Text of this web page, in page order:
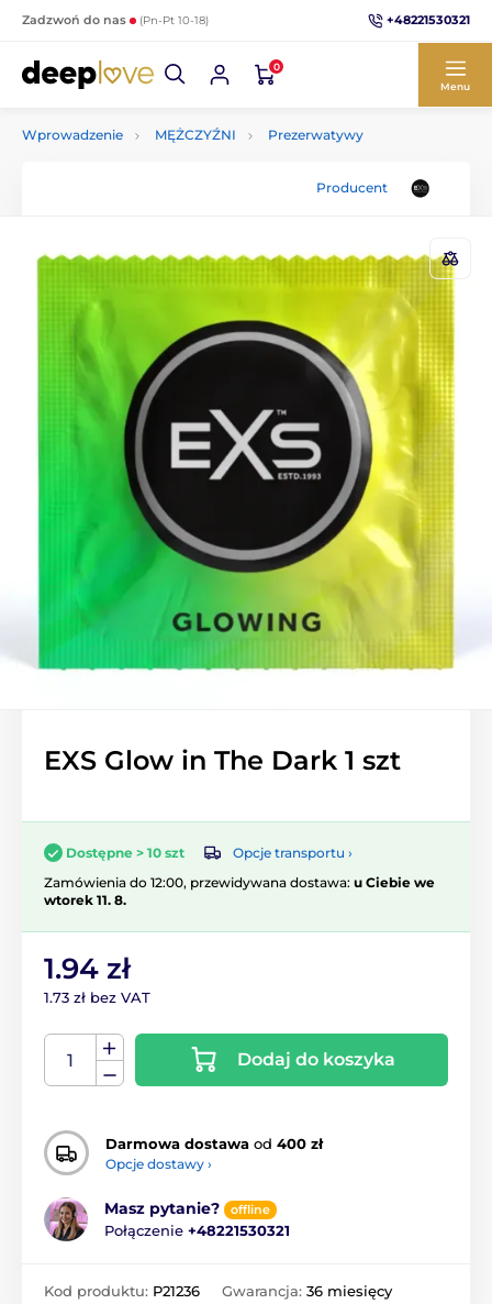
Zadzwoń do nas (Pn-Pt 10-18) +48221530321
0
Menu
Wprowadzenie MĘŻCZYŹNI Prezerwatywy
Producent
EXS Glow in The Dark 1 szt
Dostępne > 10 szt
Opcje transportu ›
Zamówienia do 12:00, przewidywana dostawa: u Ciebie we
wtorek 11. 8.
1.94 zł
1.73 zł bez VAT
Dodaj do koszyka
Darmowa dostawa od 400 zł
Opcje dostawy ›
Masz pytanie? offline
Połączenie +48221530321
Kod produktu: P21236 Gwarancja: 36 miesięcy